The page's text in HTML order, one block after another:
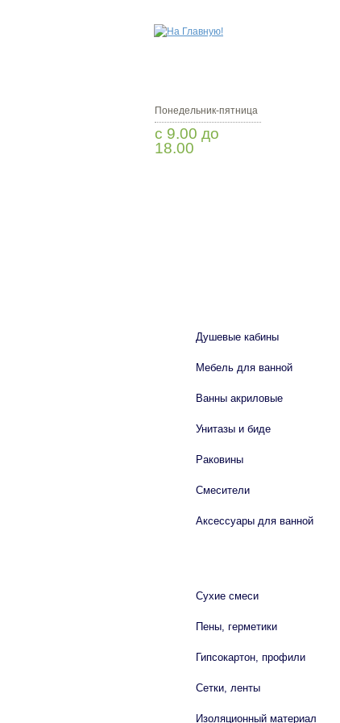
Понедельник-пятница
с 9.00 до
18.00
Душевые кабины
Мебель для ванной
Ванны акриловые
Унитазы и биде
Раковины
Смесители
Аксессуары для ванной
Сухие смеси
Пены, герметики
Гипсокартон, профили
Сетки, ленты
Изоляционный материал